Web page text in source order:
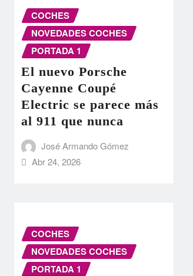
COCHES
NOVEDADES COCHES
PORTADA 1
El nuevo Porsche
Cayenne Coupé
Electric se parece más
al 911 que nunca
José Armando Gómez
Abr 24, 2026
COCHES
NOVEDADES COCHES
PORTADA 1